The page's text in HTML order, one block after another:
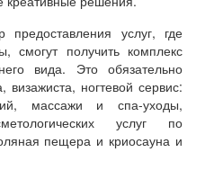
услуг, где
смогут получить комплекс
вида. Это обязательно
визажиста, ногтевой сервис:
массажи и спа-уходы,
услуг по
пещера и криосауна и